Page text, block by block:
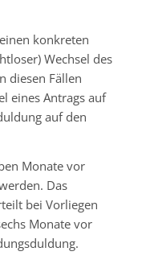
konkreten
Wechsel des
diesen Fällen
eines Antrags auf
auf den
Monate vor
Das
bei Vorliegen
Monate vor